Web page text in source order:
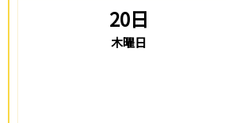
20日
木曜日